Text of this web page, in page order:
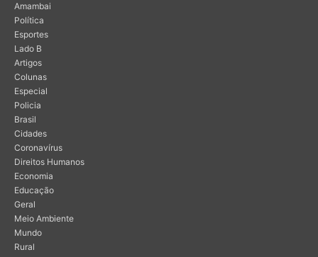
Amambai
Política
Esportes
Lado B
Artigos
Colunas
Especial
Policia
Brasil
Cidades
Coronavírus
Direitos Humanos
Economia
Educação
Geral
Meio Ambiente
Mundo
Rural